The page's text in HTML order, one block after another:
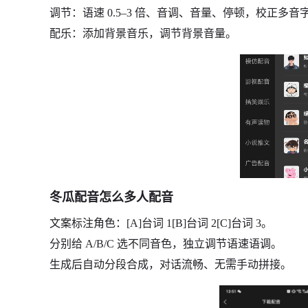
调节：语速 0.5–3 倍、音调、音量、停顿，校正多音
配乐：添加背景音乐，调节背景音量。
冬瓜配音怎么多人配音
文案标注角色：[A]台词 1[B]台词 2[C]台词 3。
分别给 A/B/C 选不同音色，独立调节语速语调。
生成后自动分段合成，对话流畅、无需手动拼接。